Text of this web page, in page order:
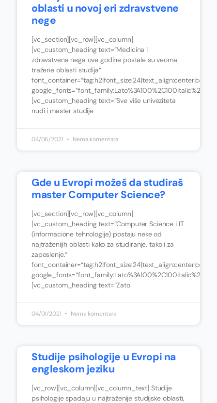
oblasti u novoj eri zdravstvene
nege
[vc_section][vc_row][vc_column]
[vc_custom_heading text=“Medicina i
zdravstvena nega ove godine postale su veoma
tražene oblasti studija“
[vc_custom_heading text=“Sve više univeziteta
nudi i master studije
04/06/2021 Nema komentara
Gde u Evropi možeš da studiraš
master Computer Science?
[vc_section][vc_row][vc_column]
[vc_custom_heading text=“Computer Science i IT
(informacione tehnologije) postaju neke od
najtraženijih oblasti kako za studiranje, tako i za
zaposlenje.“
[vc_custom_heading text=“Zato
04/01/2021 Nema komentara
Studije psihologije u Evropi na
engleskom jeziku
[vc_row][vc_column][vc_column_text] Studije
psihologije spadaju u najtraženije studijske oblasti,